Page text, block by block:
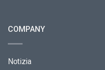
COMPANY
Notizia